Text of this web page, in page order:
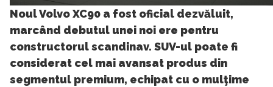
155
Noul Volvo XC90 a fost oficial dezvăluit,
marcând debutul unei noi ere pentru
constructorul scandinav. SUV-ul poate fi
considerat cel mai avansat produs din
segmentul premium, echipat cu o mulţime